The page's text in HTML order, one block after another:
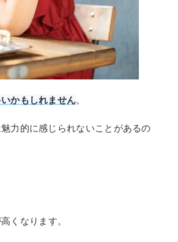
かもしれません。
力的に感じられないことがあるの
くなります。